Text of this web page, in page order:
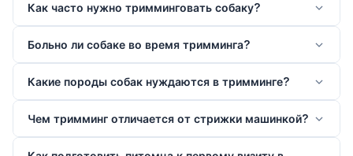
Как часто нужно тримминговать собаку?
Больно ли собаке во время тримминга?
Какие породы собак нуждаются в тримминге?
Чем тримминг отличается от стрижки машинкой?